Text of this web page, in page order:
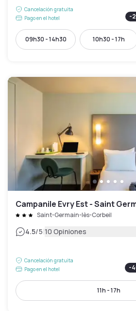
Cancelación gratuita
Pago en el hotel
-
09h30 - 14h30 10h30 - 17h
Campanile Evry Est - Saint
Saint-Germain-lès-Corbeil
4.5/5|10 Opiniones
Cancelación gratuita
Pago en el hotel
-
11h - 17h